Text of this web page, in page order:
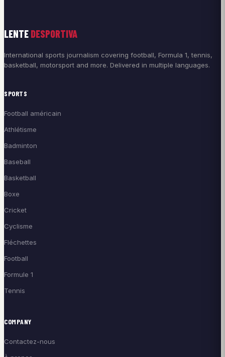
LENTE DESPORTIVA
International sports journalism covering football, Formula 1, tennis,
basketball, motorsport and more. Delivered in multiple languages.
SPORTS
Football américain
Athlétisme
Badminton
Baseball
Basketball
Boxe
Cricket
Cyclisme
Fléchettes
Football
Formule 1
Tennis
COMPANY
Contactez-nous